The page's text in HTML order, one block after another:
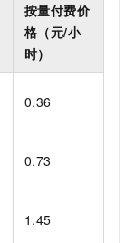
按量付费价
格（元/小
时）
0.36
0.73
1.45